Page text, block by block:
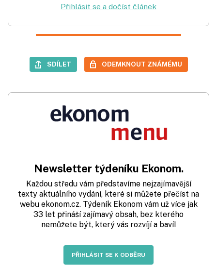
Přihlásit se a dočíst článek
SDÍLET ODEMKNOUT ZNÁMÉMU
Newsletter týdeníku Ekonom.
Každou středu vám představíme nejzajímavější
texty aktuálního vydání, které si můžete přečíst na
webu ekonom.cz. Týdeník Ekonom vám už více jak
33 let přináší zajímavý obsah, bez kterého
nemůžete být, který vás rozvíjí a baví!
PŘIHLÁSIT SE K ODBĚRU